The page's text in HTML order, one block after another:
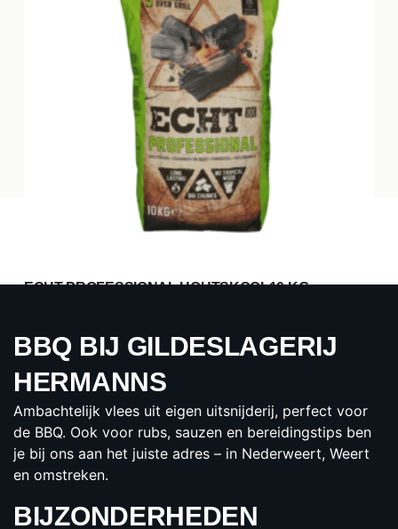
ECHT PROFESSIONAL HOUTSKOOL10 KG
per zak
BESTELLEN
BBQ BIJ GILDESLAGERIJ
HERMANNS
Ambachtelijk vlees uit eigen uitsnijderij, perfect voor
de BBQ. Ook voor rubs, sauzen en bereidingstips ben
je bij ons aan het juiste adres – in Nederweert, Weert
en omstreken.
BIJZONDERHEDEN